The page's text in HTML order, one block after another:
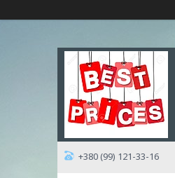
+380 (99) 121-33-16